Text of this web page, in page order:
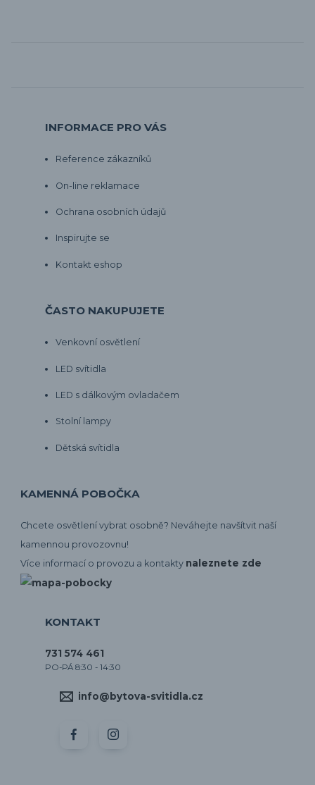
INFORMACE PRO VÁS
Reference zákazníků
On-line reklamace
Ochrana osobních údajů
Inspirujte se
Kontakt eshop
ČASTO NAKUPUJETE
Venkovní osvětlení
LED svítidla
LED s dálkovým ovladačem
Stolní lampy
Dětská svítidla
KAMENNÁ POBOČKA
Chcete osvětlení vybrat osobně? Neváhejte navšítvit naší
kamennou provozovnu!
Více informací o provozu a kontakty naleznete zde
KONTAKT
731 574 461
PO-PÁ 8:30 - 14:30
info@bytova-svitidla.cz